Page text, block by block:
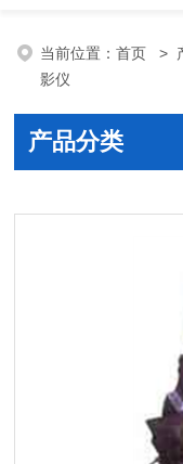
1、自动金相磨抛机
当前位置：首页 >
影仪
产品分类